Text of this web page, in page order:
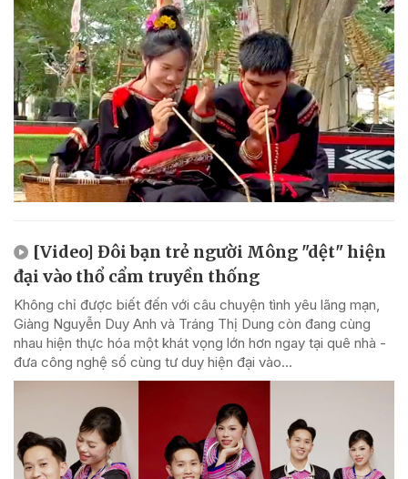
[Video] Đôi bạn trẻ người Mông "dệt" hiện
đại vào thổ cẩm truyền thống
Không chỉ được biết đến với câu chuyện tình yêu lãng mạn,
Giàng Nguyễn Duy Anh và Tráng Thị Dung còn đang cùng
nhau hiện thực hóa một khát vọng lớn hơn ngay tại quê nhà -
đưa công nghệ số cùng tư duy hiện đại vào...